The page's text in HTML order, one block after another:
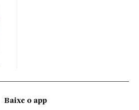
Baixe o app